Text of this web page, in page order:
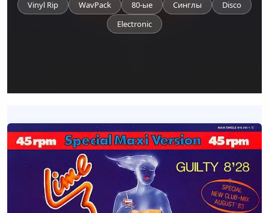
Vinyl Rip WavPack 80-ые Синглы
Disco
Electronic